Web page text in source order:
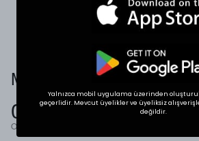
Müşteri Yorumları
0.0
Ortalama Puan
Yalnızca mobil uygulama üzerinden
geçerlidir. Mevcut üyelikler ve üyeliksiz
değildir.